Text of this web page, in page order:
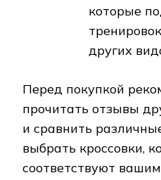
которые
других
Перед покупкой
прочитать отзывы
и сравнить
выбрать кроссовки,
соответствуют